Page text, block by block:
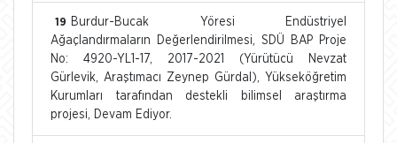
19
Burdur-Bucak Yöresi Endüstriyel
Ağaçlandırmaların Değerlendirilmesi, SDÜ BAP Proje
No: 4920-YL1-17, 2017-2021 (Yürütücü Nevzat
Gürlevik, Araştımacı Zeynep Gürdal), Yükseköğretim
Kurumları tarafından destekli bilimsel araştırma
projesi, Devam Ediyor.